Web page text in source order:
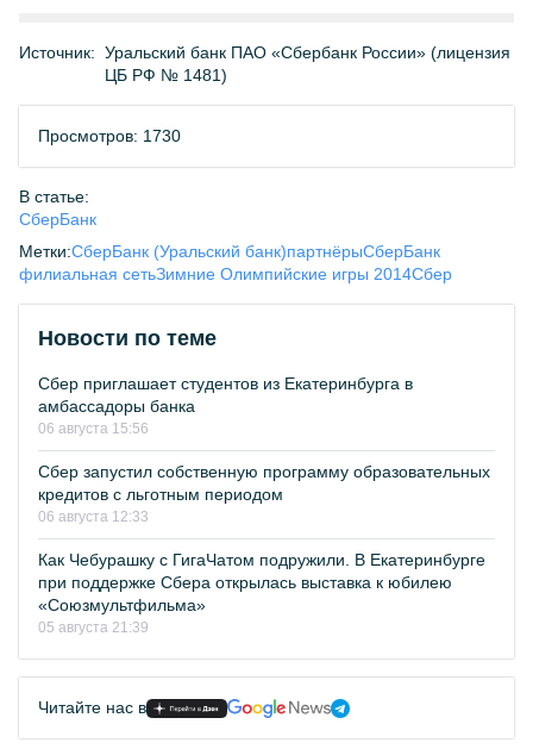
Источник: Уральский банк ПАО «Сбербанк России» (лицензия
ЦБ РФ № 1481)
Просмотров: 1730
В статье:
СберБанк
Метки:СберБанк (Уральский банк)партнёрыСберБанк
филиальная сетьЗимние Олимпийские игры 2014Сбер
Новости по теме
Сбер приглашает студентов из Екатеринбурга в
амбассадоры банка
06 августа 15:56
Сбер запустил собственную программу образовательных
кредитов с льготным периодом
06 августа 12:33
Как Чебурашку с ГигаЧатом подружили. В Екатеринбурге
при поддержке Сбера открылась выставка к юбилею
«Союзмультфильма»
05 августа 21:39
Читайте нас в